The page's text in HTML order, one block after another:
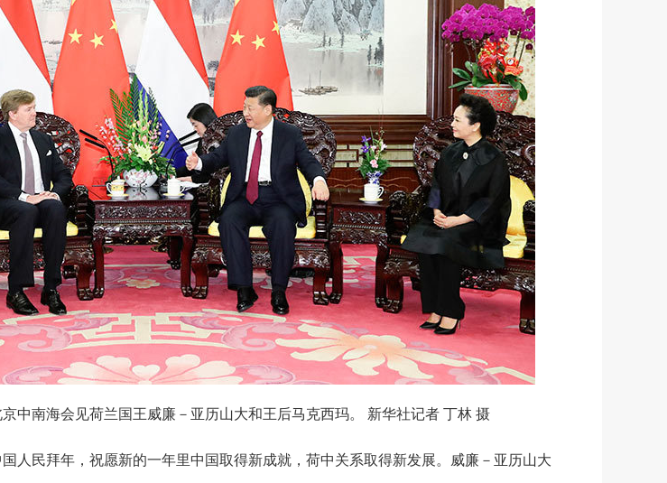
中南海会见荷兰国王威廉－亚历山大和王后马克西玛。 新华社记者 丁林 摄
民拜年，祝愿新的一年里中国取得新成就，荷中关系取得新发展。威廉－亚历山大